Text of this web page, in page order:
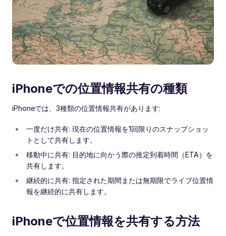
iPhoneでの位置情報共有の種類
iPhoneでは、3種類の位置情報共有があります:
一度だけ共有: 現在の位置情報を1回限りのスナップショッ
トとして共有します。
移動中に共有: 目的地に向かう際の推定到着時間（ETA）を
共有します。
継続的に共有: 指定された期間または無期限でライブ位置情
報を継続的に共有します。
iPhoneで位置情報を共有する方法